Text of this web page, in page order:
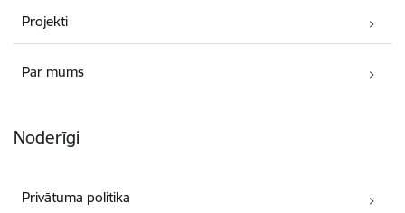
Projekti
Par mums
Noderīgi
Privātuma politika